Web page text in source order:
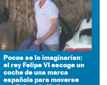
Pocos se lo imaginarían:
el rey Felipe VI escoge un
coche de una marca
española para moverse